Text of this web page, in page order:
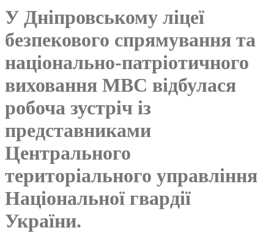
У Дніпровському ліцеї
безпекового спрямування та
національно-патріотичного
виховання МВС відбулася
робоча зустріч із
представниками
Центрального
територіального управління
Національної гвардії
України.